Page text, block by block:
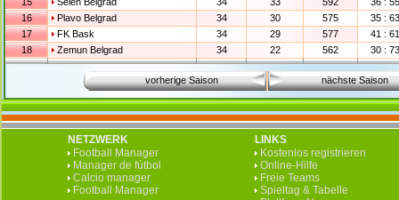
16
Plavo Belgrad 34 30 575
35 : 63
17
FK Bask 34 29 577
41 : 61
18
Zemun Belgrad 34 22 562 30 : 73
vorherige Saison nächste Saison
NETZWERK
Football Manager
Manager de fútbol
Calcio manager
Football Manager
LINKS
Kostenlos registrieren
Online-Hilfe
Freie Teams
Spieltag & Tabelle